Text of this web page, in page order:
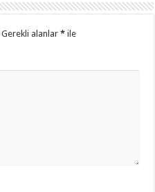
Gerekli alanlar* ile